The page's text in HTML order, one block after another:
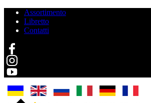
Assortimento
Libretto
Contatti
Search